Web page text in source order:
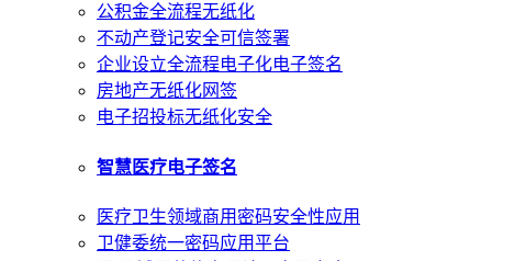
公积金全流程无纸化
不动产登记安全可信签署
企业设立全流程电子化电子签名
房地产无纸化网签
电子招投标无纸化安全
智慧医疗电子签名
医疗卫生领域商用密码安全性应用
卫健委统一密码应用平台